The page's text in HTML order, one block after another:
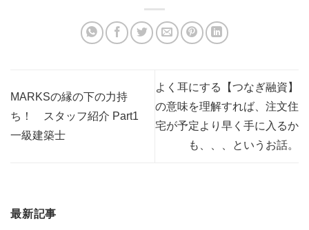
MARKSの縁の下の力持
ち！ スタッフ紹介 Part1
一級建築士
よく耳にする【つなぎ融資】
の意味を理解すれば、注文住
宅が予定より早く手に入るか
も、、、というお話。
最新記事